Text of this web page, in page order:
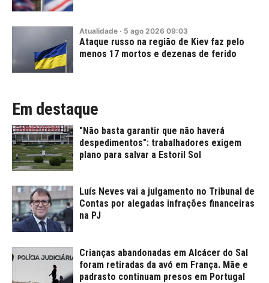
Atualidade · 5 ago 2026 09:03
Ataque russo na região de Kiev faz pelo
menos 17 mortos e dezenas de ferido
Em destaque
"Não basta garantir que não haverá
despedimentos": trabalhadores exigem
plano para salvar a Estoril Sol
Luís Neves vai a julgamento no Tribunal de
Contas por alegadas infrações financeiras
na PJ
Crianças abandonadas em Alcácer do Sal
foram retiradas da avó em França. Mãe e
padrasto continuam presos em Portugal